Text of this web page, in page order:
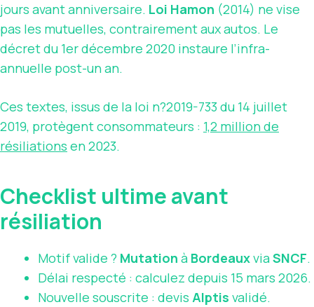
jours avant anniversaire. Loi Hamon (2014) ne vise
pas les mutuelles, contrairement aux autos. Le
décret du 1er décembre 2020 instaure l’infra-
annuelle post-un an.
Ces textes, issus de la loi n?2019-733 du 14 juillet
2019, protègent consommateurs : 1,2 million de
résiliations en 2023.
Checklist ultime avant
résiliation
Motif valide ? Mutation à BordeauxviaSNCF.
Délai respecté : calculez depuis 15 mars 2026.
Nouvelle souscrite : devis Alptis validé.